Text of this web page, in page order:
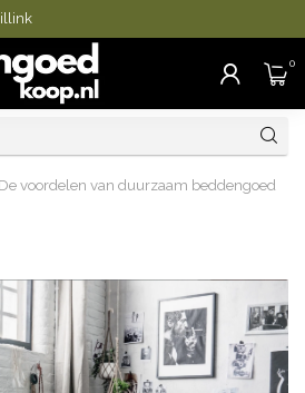
0
voordelen van duurzaam beddengoed